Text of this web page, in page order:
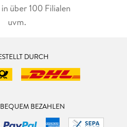
über 100 Filialen
uvm.
DURCH
BEZAHLEN